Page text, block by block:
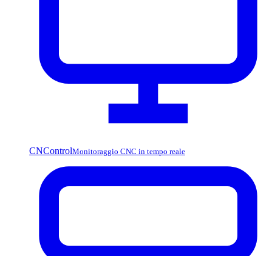
CNControlMonitoraggio CNC in tempo reale